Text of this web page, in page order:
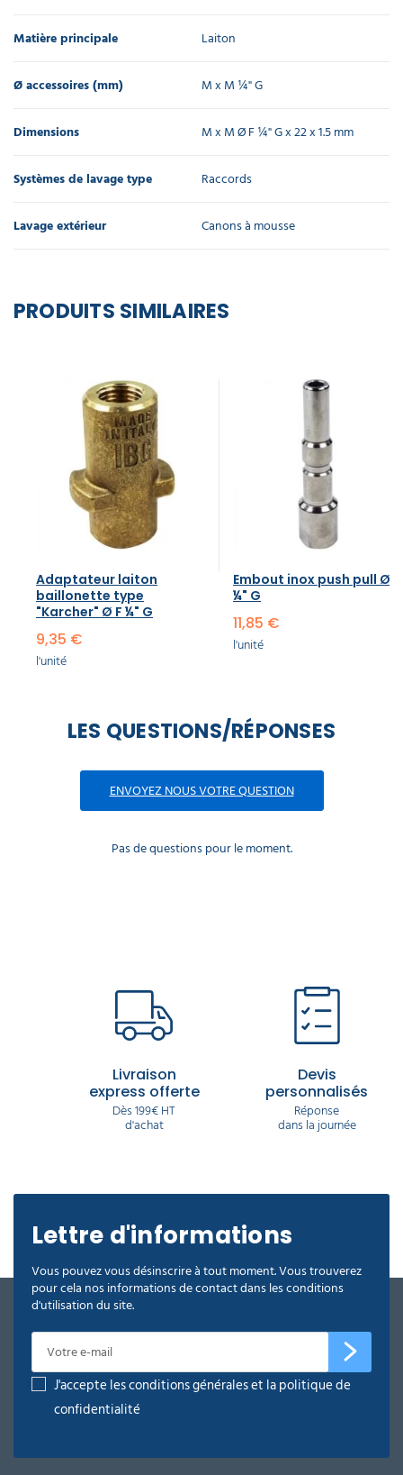
Matière principale Laiton
Ø accessoires (mm) M x M ¼" G
Dimensions M x M Ø F ¼" G x 22 x 1.5 mm
Systèmes de lavage type Raccords
Lavage extérieur Canons à mousse
PRODUITS SIMILAIRES
Adaptateur laiton
baillonette type
"Karcher" Ø F ¼" G
9,35 €
l'unité
Embout inox push pull Ø F
¼" G
11,85 €
l'unité
LES QUESTIONS/RÉPONSES
ENVOYEZ NOUS VOTRE QUESTION
Pas de questions pour le moment.
Livraison
express offerte
Dès 199€ HT
d'achat
Devis
personnalisés
Réponse
dans la journée
Lettre d'informations
Vous pouvez vous désinscrire à tout moment. Vous trouverez
pour cela nos informations de contact dans les conditions
d'utilisation du site.
J'accepte les conditions générales et la politique de
confidentialité